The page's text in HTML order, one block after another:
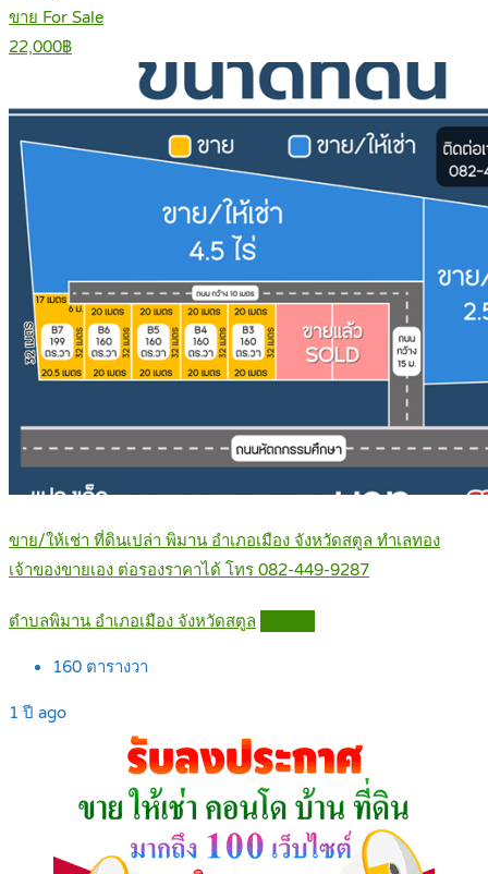
ขาย For Sale
22,000฿
ขาย/ให้เช่า ที่ดินเปล่า พิมาน อำเภอเมือง จังหวัดสตูล ทำเลทอง
เจ้าของขายเอง ต่อรองราคาได้ โทร 082-449-9287
ตำบลพิมาน อำเภอเมือง จังหวัดสตูล
160 ตารางวา
1 ปี ago